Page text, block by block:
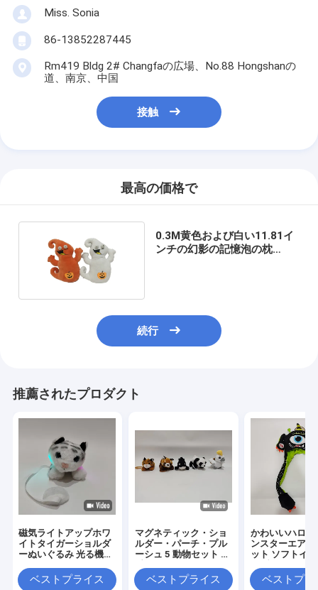
Miss. Sonia
86-13852287445
Rm419 Bldg 2# Changfaの広場、No.88 Hongshanの
道、南京、中国
接触
最高の価格で
0.3M黄色および白い11.81イ
ンチの幻影の記憶泡の枕
続行
推薦されたプロダクト
磁気ライトアップホワ
イトタイガーショルダ
ーぬいぐるみ 光る機能
ベストプライス
マグネティック・ショ
ルダー・パーチ・プル
ーシュ 5 動物セット 可
ブなコレクション
ベストプライス
かわいいハロウ
ンスターエアバ
ット ソフトイ
ーコスチューム
ベストプラ